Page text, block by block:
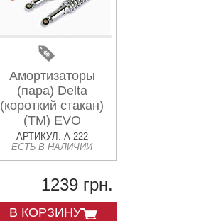
Амортизаторы
(пара) Delta
(короткий стакан)
(TM) EVO
АРТИКУЛ: A-222
ЕСТЬ В НАЛИЧИИ
1239 грн.
В КОРЗИНУ